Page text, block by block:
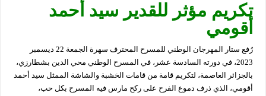
تكريم مؤثر للقدير سيد أحمد
أقومي
رُفع ستار المهرجان الوطني للمسرح المحترف سهرة الجمعة 22 ديسمبر
2023، في دورته السادسة عشر، في المسرح الوطني محي الدين بشطارزي،
بالجزائر العاصمة، لتكريم قامة من قامات الخشبة والشاشة الممثل سيد أحمد
أقومي، الذي ذرف دموع الفرح على ركح مارس فيه المسرح بكل حب،